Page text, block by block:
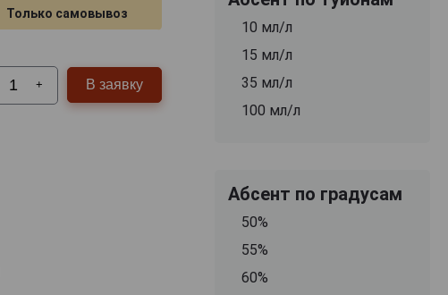
Только самовывоз
+ В заявку
10 мл/л
15 мл/л
35 мл/л
100 мл/л
Абсент по градусам
50%
55%
60%